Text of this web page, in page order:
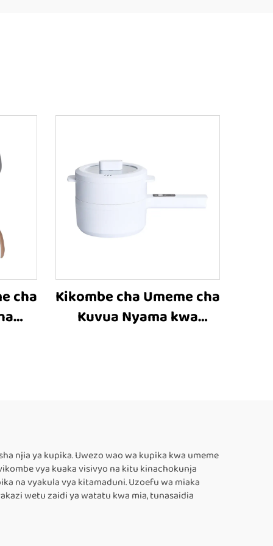
cha
Kikombe cha Umeme cha
Kuvua Nyama kwa
njia ya kupika. Uwezo wao wa kupika kwa umeme
vya kuaka visivyo na kitu kinachokunja
na vyakula vya kitamaduni. Uzoefu wa miaka
wetu zaidi ya watatu kwa mia, tunasaidia